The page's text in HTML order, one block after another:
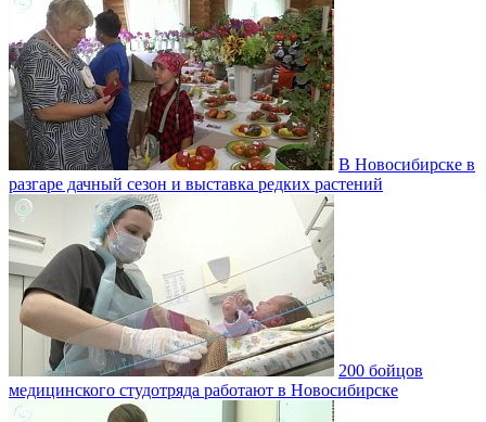
В Новосибирске в
разгаре дачный сезон и выставка редких растений
200 бойцов
медицинского студотряда работают в Новосибирске